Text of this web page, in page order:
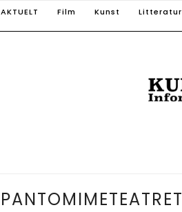
AKTUELT Film Kunst Litteratur
PANTOMIMETEATRET